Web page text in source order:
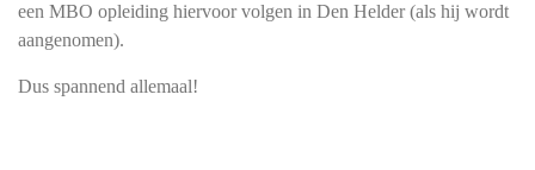
een MBO opleiding hiervoor volgen in Den Helder (als hij wordt
aangenomen).
Dus spannend allemaal!